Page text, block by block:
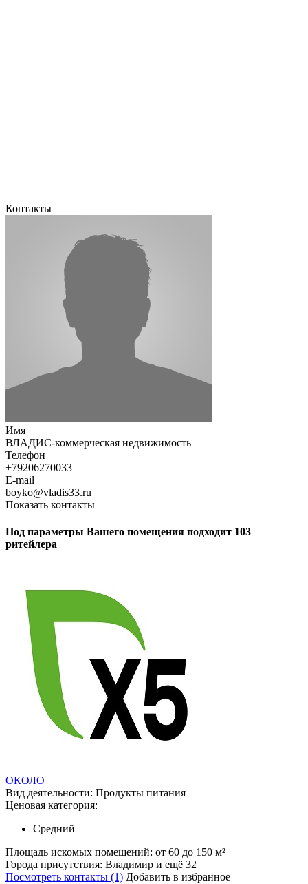
Контакты
Имя
ВЛАДИС-коммерческая недвижимость
Телефон
+79206270033
E-mail
boyko@vladis33.ru
Показать контакты
Под параметры Вашего помещения подходит 103
ритейлера
ОКОЛО
Вид деятельности: Продукты питания
Ценовая категория:
Средний
Площадь искомых помещений: от 60 до 150 м²
Города присутствия: Владимир и ещё 32
Посмотреть контакты (1) Добавить в избранное